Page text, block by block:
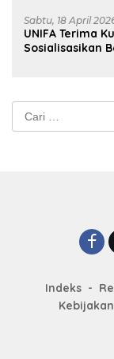
Sabtu, 18 April
UNIFA Terima
Sosialisasikan
Cari
untuk:
Indeks